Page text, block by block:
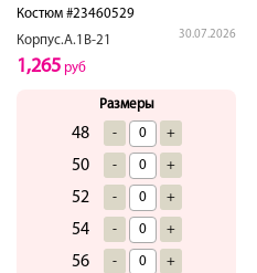
Костюм #23460529
Корпус.А.1В-21
30.07.2026
1,265 руб
Размеры
48 - +
50 - +
52 - +
54 - +
56 - +